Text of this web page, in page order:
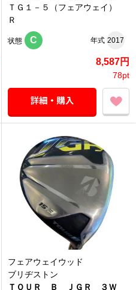
ＴＧ１－５（フェアウェイ）
Ｒ
状態 C 年式 2017
8,587円
78pt
フェアウェイウッド
ブリヂストン
ＴＯＵＲ Ｂ ＪＧＲ ３Ｗ